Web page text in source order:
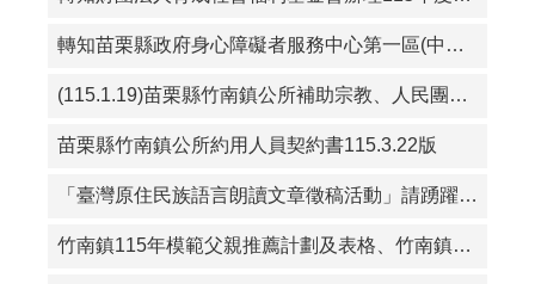
轉知苗栗縣政府身心障礙者服務中心第一區(中華民國珍珠社會福利服務協會承辦)辦理「一家心聚系列宣導活動」第1次活動簡章
(115.1.19)苗栗縣竹南鎮公所補助宗教、人民團體活動實施要點
苗栗縣竹南鎮公所約用人員契約書115.3.22版
「臺灣原住民族語言朗讀文章徵稿活動」請踴躍投稿
竹南鎮115年模範父親推薦計劃及表格、竹南鎮115好人好事代表推薦計畫及表格